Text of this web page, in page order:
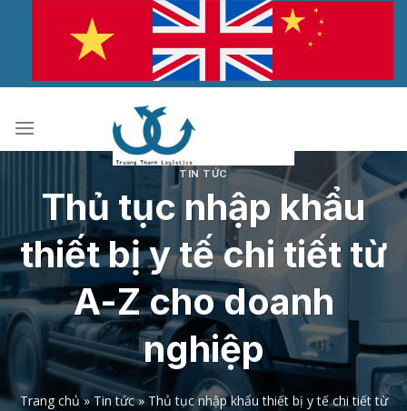
dung
TIN TỨC
Thủ tục nhập khẩu
thiết bị y tế chi tiết từ
A-Z cho doanh
nghiệp
Trang chủ»Tin tức» Thủ tục nhập khẩu thiết bị y tế chi tiết từ